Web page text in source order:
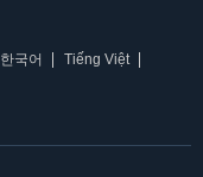
한국어
Tiếng Việt